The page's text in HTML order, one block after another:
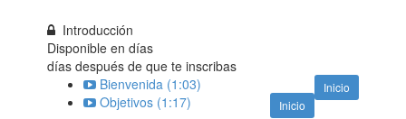
Introducción
Disponible endías
días después de que te inscribas
Inicio
Bienvenida (1:03)
Inicio
Objetivos (1:17)